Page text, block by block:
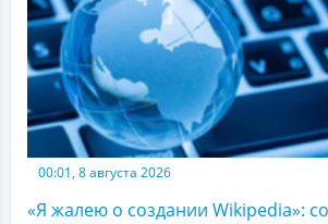
00:01, 8 августа 2026
«Я жалею о создании Wikipedia»: